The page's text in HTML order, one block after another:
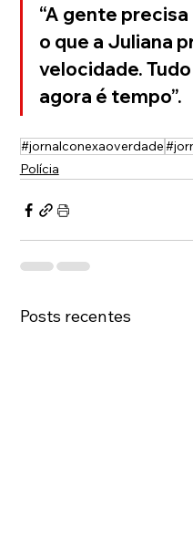
“A gente
o que a Juliana
velocidade.
agora é tempo”.
#jornalconexaoverdade
Polícia
Posts recentes